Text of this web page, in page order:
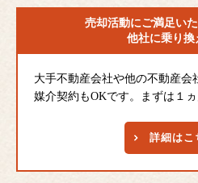
売却活動にご満足い
他社に乗り換
大手不動産会社や他の不動産会
媒介契約もOKです。まずは１ヵ
詳細はこ